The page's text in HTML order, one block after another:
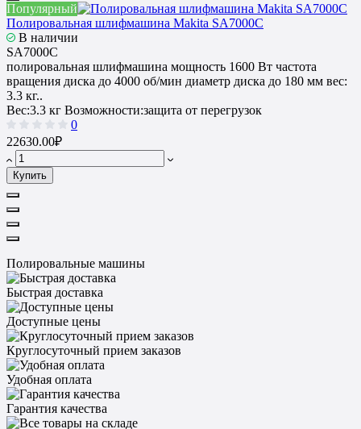
Популярный
Полировальная шлифмашина Makita SA7000C
В наличии
SA7000C
полировальная шлифмашина мощность 1600 Вт частота
вращения диска до 4000 об/мин диаметр диска до 180 мм вес:
3.3 кг..
Вес:3.3 кг Возможности:защита от перегрузок
0
22630.00₽
Купить
Полировальные машины
Быстрая доставка
Доступные цены
Круглосуточный прием заказов
Удобная оплата
Гарантия качества